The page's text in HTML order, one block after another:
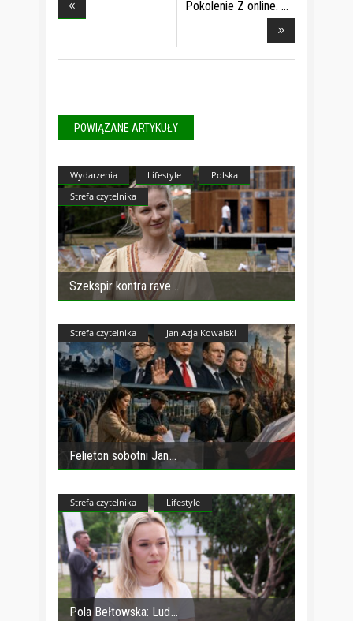
Pokolenie Z online.
POWIĄZANE ARTYKUŁY
Wydarzenia Lifestyle
Polska
Strefa czytelnika
Szekspir kontra rave
Strefa czytelnika Jan Azja Kowalski
Felieton sobotni Jan
Strefa czytelnika Lifestyle
Pola Bełtowska: Lud